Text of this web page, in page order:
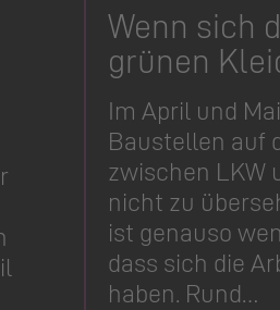
Wenn sich
grünen
Im April und
Baustellen auf
zwischen LKW
nicht zu
ist genauso
dass sich die
haben. Rund…